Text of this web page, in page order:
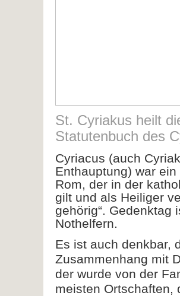
St. Cyriakus heilt
Statutenbuch des
Cyriacus (auch
Enthauptung) war
Rom, der in der
gilt und als Heiliger
gehörig“. Gedenktag
Nothelfern.
Es ist auch denkbar,
Zusammenhang mit
der wurde von der
meisten Ortschaften,